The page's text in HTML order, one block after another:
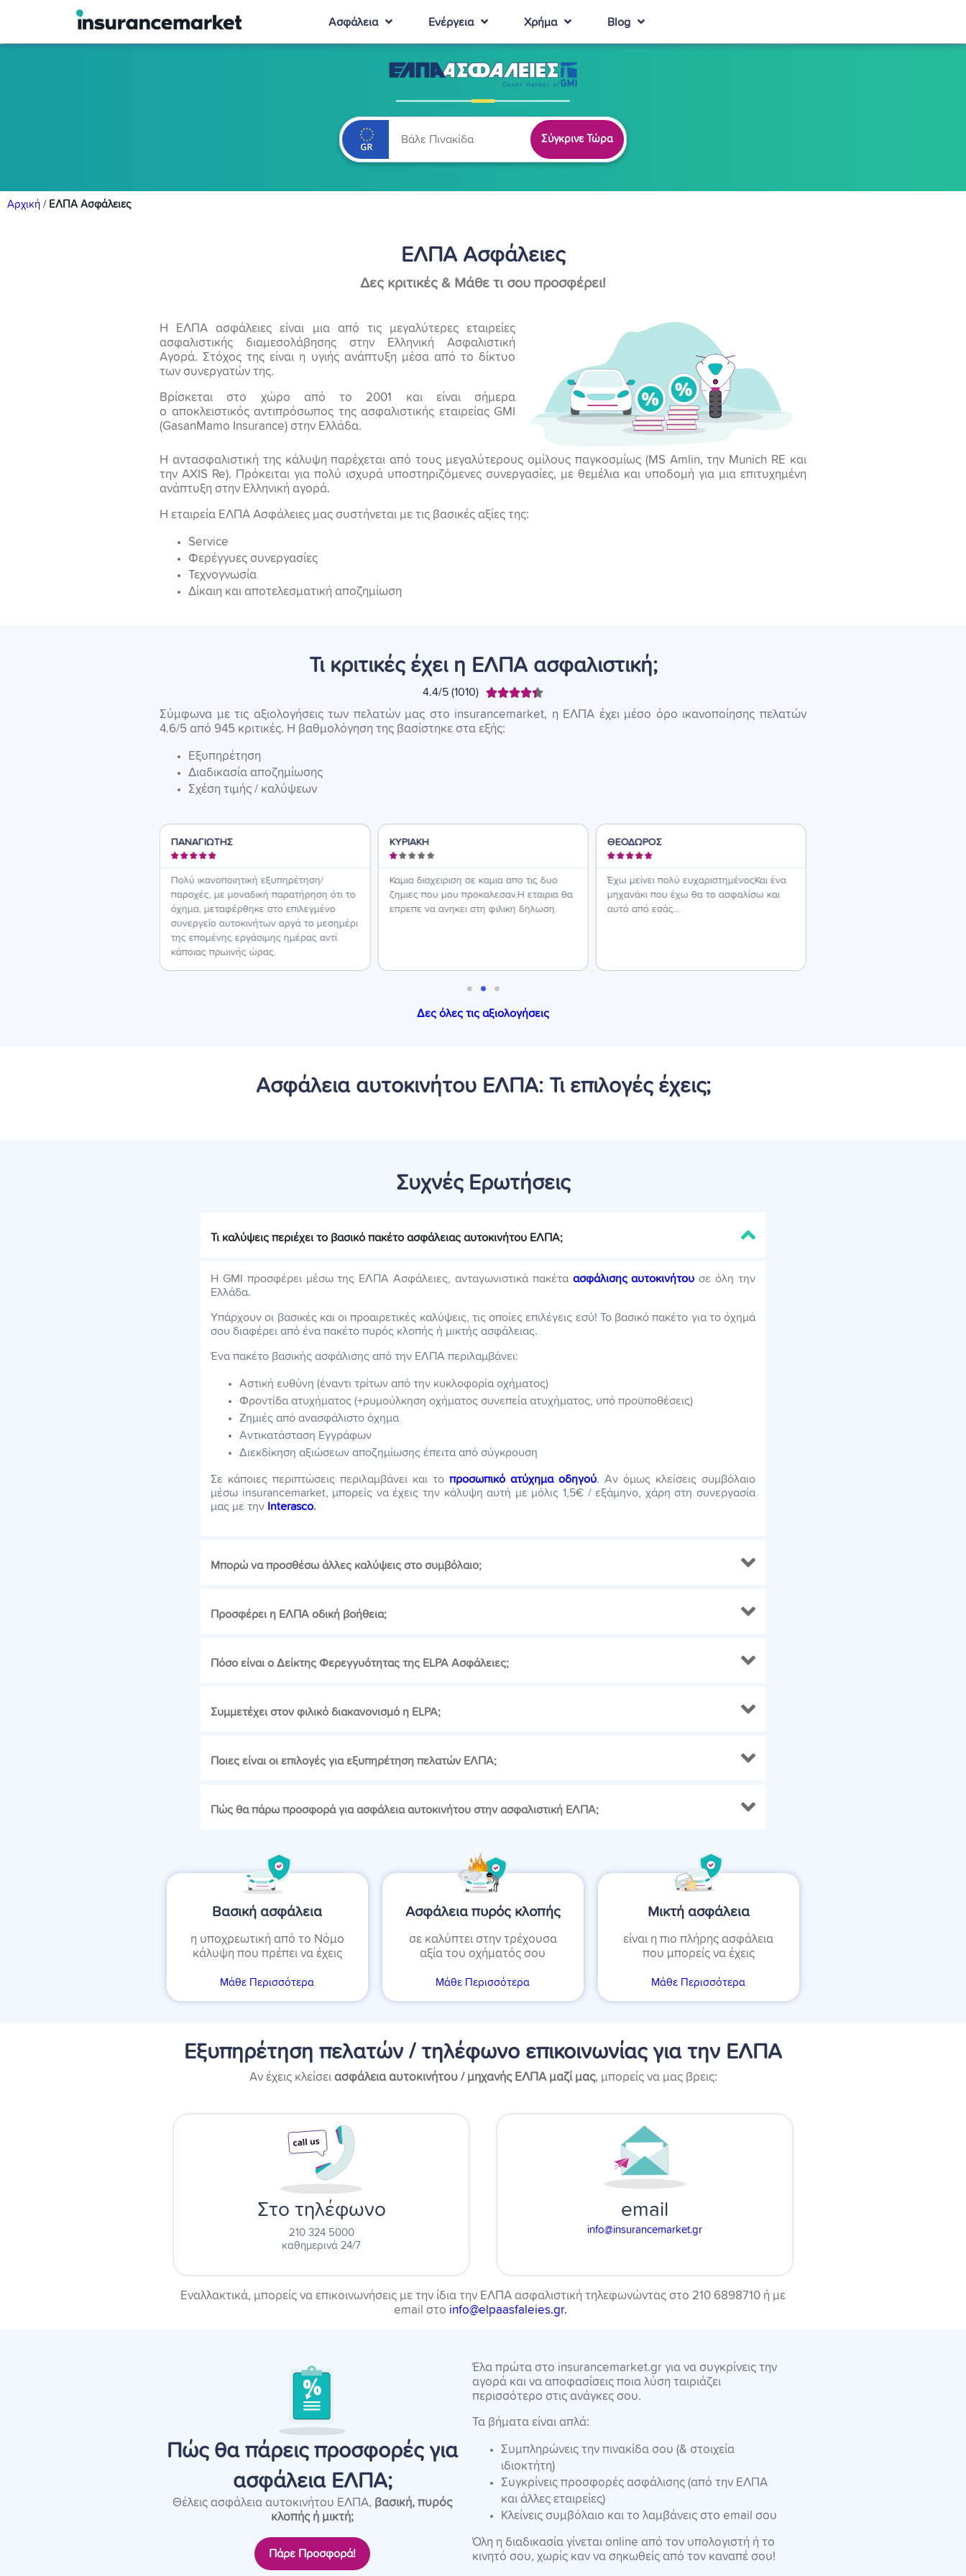
Ασφάλεια Ενέργεια Χρήμα Blog
Σύγκρινε Τώρα
Αρχική / ΕΛΠΑ Ασφάλειες
ΕΛΠΑ Ασφάλειες
Δες κριτικές & Μάθε τι σου προσφέρει!
Η ΕΛΠΑ ασφάλειες είναι μια από τις μεγαλύτερες εταιρείες
ασφαλιστικής διαμεσολάβησης στην Ελληνική Ασφαλιστική
Αγορά. Στόχος της είναι η υγιής ανάπτυξη μέσα από το δίκτυο
των συνεργατών της.
Βρίσκεται στο χώρο από το 2001 και είναι σήμερα
ο αποκλειστικός αντιπρόσωπος της ασφαλιστικής εταιρείας GMI
(GasanMamo Insurance) στην Ελλάδα.
Η αντασφαλιστική της κάλυψη παρέχεται από τους μεγαλύτερους ομίλους παγκοσμίως (MS Amlin, την Munich RE και
την AXIS Re). Πρόκειται για πολύ ισχυρά υποστηριζόμενες συνεργασίες, με θεμέλια και υποδομή για μια επιτυχημένη
ανάπτυξη στην Ελληνική αγορά.
Η εταιρεία ΕΛΠΑ Ασφάλειες μας συστήνεται με τις βασικές αξίες της:
Service
Φερέγγυες συνεργασίες
Τεχνογνωσία
Δίκαιη και αποτελεσματική αποζημίωση
Τι κριτικές έχει η ΕΛΠΑ ασφαλιστική;
4.4/5 (1010) 
Σύμφωνα με τις αξιολογήσεις των πελατών μας στο insurancemarket, η ΕΛΠΑ έχει μέσο όρο ικανοποίησης πελατών
4.6/5 από 945 κριτικές. Η βαθμολόγηση της βασίστηκε στα εξής:
Εξυπηρέτηση
Διαδικασία αποζημίωσης
Σχέση τιμής / καλύψεων
ΠΑΝΑΓΙΩΤΗΣ

Πολύ ικανοποιητική εξυπηρέτηση/
παροχές, με μοναδική παρατήρηση ότι το
όχημα, μεταφέρθηκε στο επιλεγμένο
συνεργείο αυτοκινήτων αργά το μεσημέρι
της επομένης εργάσιμης ημέρας αντί
κάποιας πρωινής ώρας.
ΚΥΡΙΑΚΗ
    
Καμια διαχειριση σε καμια απο τις δυο
ζημιες που μου προκαλεσαν.Η εταιρια θα
επρεπε να ανηκει στη φιλικη δηλωση.
ΘΕΟΔΩΡΟΣ

Έχω μείνει πολύ ευχαριστημένοςΚαι ένα
μηχανάκι που έχω θα το ασφαλίσω και
αυτό από εσάς...
Δες όλες τις αξιολογήσεις
Ασφάλεια αυτοκινήτου ΕΛΠΑ: Τι επιλογές έχεις;
Συχνές Ερωτήσεις
Τι καλύψεις περιέχει το βασικό πακέτο ασφάλειας αυτοκινήτου ΕΛΠΑ;
Η GMI προσφέρει μέσω της ΕΛΠΑ Ασφάλειες, ανταγωνιστικά πακέτα ασφάλισης αυτοκινήτου σε όλη την
Ελλάδα.
Υπάρχουν οι βασικές και οι προαιρετικές καλύψεις, τις οποίες επιλέγεις εσύ! Το βασικό πακέτο για το όχημά
σου διαφέρει από ένα πακέτο πυρός κλοπής ή μικτής ασφάλειας.
Ένα πακέτο βασικής ασφάλισης από την ΕΛΠΑ περιλαμβάνει:
Αστική ευθύνη (έναντι τρίτων από την κυκλοφορία οχήματος)
Φροντίδα ατυχήματος (+ρυμούλκηση οχήματος συνεπεία ατυχήματος, υπό προϋποθέσεις)
Ζημιές από ανασφάλιστο όχημα
Αντικατάσταση Εγγράφων
Διεκδίκηση αξιώσεων αποζημίωσης έπειτα από σύγκρουση
Σε κάποιες περιπτώσεις περιλαμβάνει και το προσωπικό ατύχημα οδηγού. Αν όμως κλείσεις συμβόλαιο
μέσω insurancemarket, μπορείς να έχεις την κάλυψη αυτή με μόλις 1,5€ / εξάμηνο, χάρη στη συνεργασία
μας με την Interasco.
Μπορώ να προσθέσω άλλες καλύψεις στο συμβόλαιο;
Προσφέρει η ΕΛΠΑ οδική βοήθεια;
Πόσο είναι ο Δείκτης Φερεγγυότητας της ELPA Ασφάλειες;
Συμμετέχει στον φιλικό διακανονισμό η ELPA;
Ποιες είναι οι επιλογές για εξυπηρέτηση πελατών ΕΛΠΑ;
Πώς θα πάρω προσφορά για ασφάλεια αυτοκινήτου στην ασφαλιστική ΕΛΠΑ;
Βασική ασφάλεια
η υποχρεωτική από το Νόμο
κάλυψη που πρέπει να έχεις
Μάθε Περισσότερα
Ασφάλεια πυρός κλοπής
σε καλύπτει στην τρέχουσα
αξία του οχήματός σου
Μάθε Περισσότερα
Μικτή ασφάλεια
είναι η πιο πλήρης ασφάλεια
που μπορείς να έχεις
Μάθε Περισσότερα
Εξυπηρέτηση πελατών / τηλέφωνο επικοινωνίας για την ΕΛΠΑ
Αν έχεις κλείσει ασφάλεια αυτοκινήτου / μηχανής ΕΛΠΑ μαζί μας, μπορείς να μας βρεις:
Στο τηλέφωνο
210 324 5000
καθημερινά 24/7
email
info@insurancemarket.gr
Εναλλακτικά, μπορείς να επικοινωνήσεις με την ίδια την ΕΛΠΑ ασφαλιστική τηλεφωνώντας στο 210 6898710 ή με
email στο info@elpaasfaleies.gr.
Πώς θα πάρεις προσφορές για
ασφάλεια ΕΛΠΑ;
Θέλεις ασφάλεια αυτοκινήτου ΕΛΠΑ, βασική, πυρός
κλοπής ή μικτή;
Πάρε Προσφορά!
Έλα πρώτα στο insurancemarket.gr για να συγκρίνεις την
αγορά και να αποφασίσεις ποια λύση ταιριάζει
περισσότερο στις ανάγκες σου.
Τα βήματα είναι απλά:
Συμπληρώνεις την πινακίδα σου (& στοιχεία
ιδιοκτήτη)
Συγκρίνεις προσφορές ασφάλισης (από την ΕΛΠΑ
και άλλες εταιρείες)
Κλείνεις συμβόλαιο και το λαμβάνεις στο email σου
Όλη η διαδικασία γίνεται online από τον υπολογιστή ή το
κινητό σου, χωρίς καν να σηκωθείς από τον καναπέ σου!